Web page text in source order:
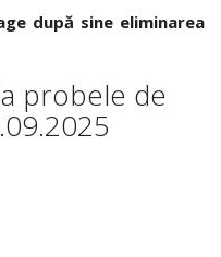
după sine eliminarea
probele de